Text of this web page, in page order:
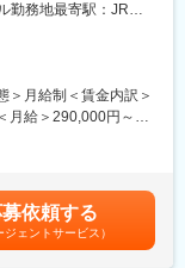
士事務所や司法書士
ズに幅広くお応えで
ん総合研究所」に出向
ングを提供します。
の経営診断、経営計
援、経営顧問など多
紹介を受け経営者と面
や人事・財務・IT・
勤務地最寄駅：JR京
煙変更の範囲：当行
の人事異動等によ
＞月給制＜賃金内訳＞
月給＞290,000円～
。依頼する
ジェントサービス）